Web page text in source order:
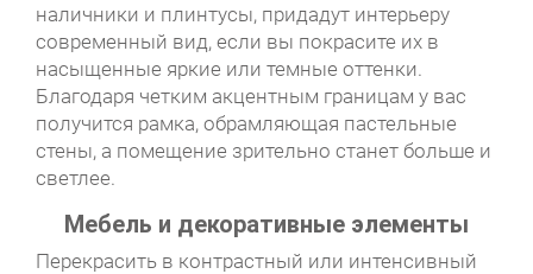
наличники и плинтусы, придадут интерьеру
современный вид, если вы покрасите их в
насыщенные яркие или темные оттенки.
Благодаря четким акцентным границам у вас
получится рамка, обрамляющая пастельные
стены, а помещение зрительно станет больше и
светлее.
Мебель и декоративные элементы
Перекрасить в контрастный или интенсивный